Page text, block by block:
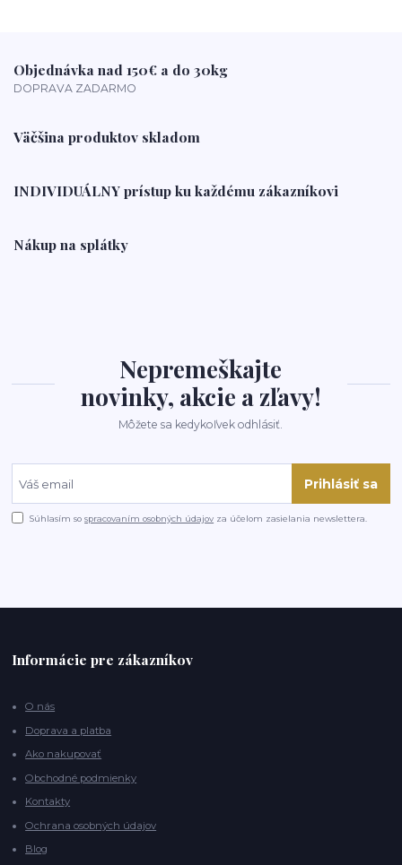
Objednávka nad 150€ a do 30kg
DOPRAVA ZADARMO
Väčšina produktov skladom
INDIVIDUÁLNY prístup ku každému zákazníkovi
Nákup na splátky
Nepremeškajte
novinky, akcie a zľavy!
Môžete sa kedykoľvek odhlásiť.
Prihlásiť sa
Súhlasím sospracovaním osobných údajov za účelom zasielania newslettera.
Informácie pre zákazníkov
O nás
Doprava a platba
Ako nakupovať
Obchodné podmienky
Kontakty
Ochrana osobných údajov
Blog